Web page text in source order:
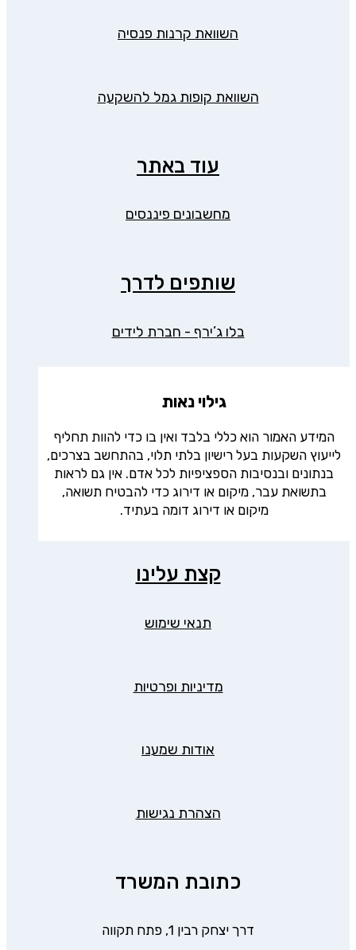
השוואת קרנות פנסיה
השוואת קופות גמל להשקעה
עוד באתר
מחשבונים פיננסים
שותפים לדרך
בלו ג’ירף - חברת לידים
גילוי נאות
המידע האמור הוא כללי בלבד ואין בו כדי להוות תחליף
לייעוץ השקעות בעל רישיון בלתי תלוי, בהתחשב בצרכים,
בנתונים ובנסיבות הספציפיות לכל אדם. אין גם לראות
בתשואת עבר, מיקום או דירוג כדי להבטיח תשואה,
מיקום או דירוג דומה בעתיד.
קצת עלינו
תנאי שימוש
מדיניות ופרטיות
אודות שמענו
הצהרת נגישות
כתובת המשרד
דרך יצחק רבין 1, פתח תקווה